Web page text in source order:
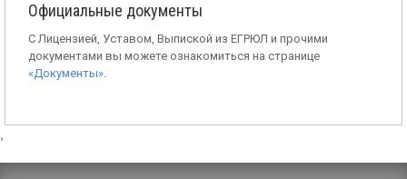
Официальные документы
С Лицензией, Уставом, Выпиской из ЕГРЮЛ и прочими
документами вы можете ознакомиться на странице
«Документы».